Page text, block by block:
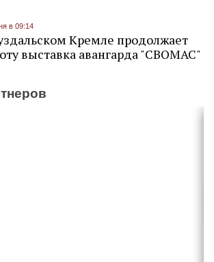
в 09:14
Кремле продолжает
выставка авангарда "СВОМАС"